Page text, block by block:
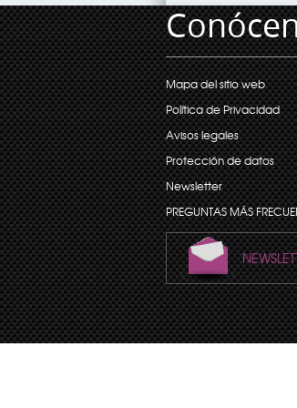
Mapa del sitio web
Política de Privacidad
Avisos legales
Protección de datos
Newsletter
PREGUNTAS MÁS